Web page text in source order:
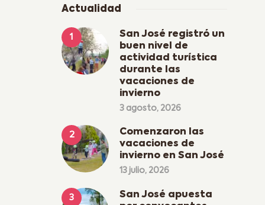
Actualidad
San José registró un
buen nivel de
actividad turística
durante las
vacaciones de
invierno
3 agosto, 2026
Comenzaron las
vacaciones de
invierno en San José
13 julio, 2026
San José apuesta